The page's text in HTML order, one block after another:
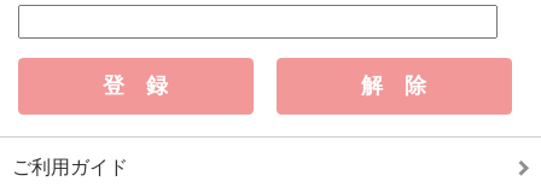
ご利用ガイド